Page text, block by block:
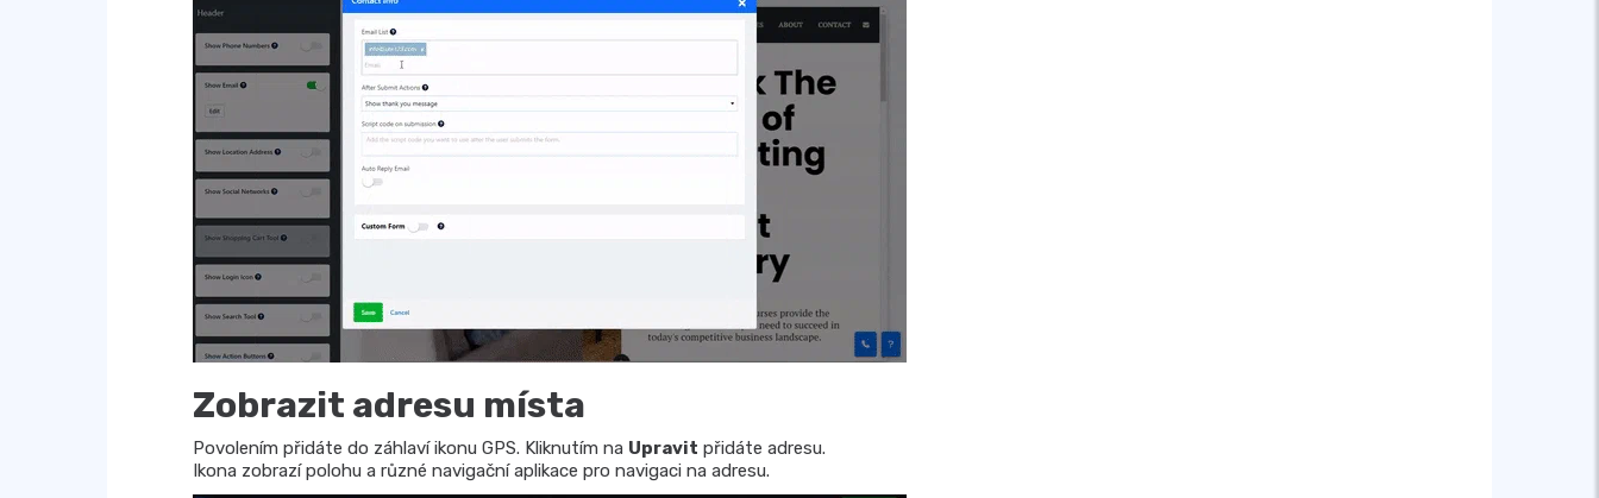
Zobrazit adresu místa
Povolením přidáte do záhlaví ikonu GPS. Kliknutím na Upravit přidáte adresu.
Ikona zobrazí polohu a různé navigační aplikace pro navigaci na adresu.